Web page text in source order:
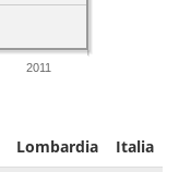
2011
Lombardia Italia